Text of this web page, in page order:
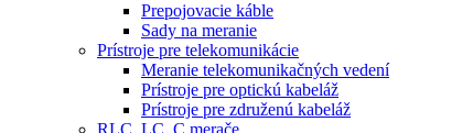
Prepojovacie káble
Sady na meranie
Prístroje pre telekomunikácie
Meranie telekomunikačných vedení
Prístroje pre optickú kabeláž
Prístroje pre združenú kabeláž
RLC, LC, C merače